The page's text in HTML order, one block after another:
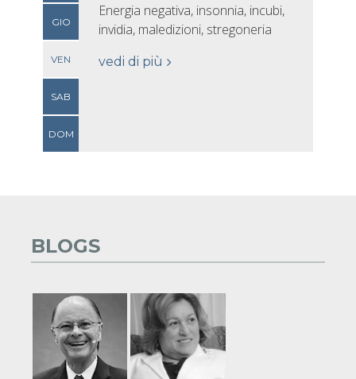
GIO
VEN
SAB
DOM
Energia negativa, insonnia, incubi,
invidia, maledizioni, stregoneria
vedi di più
BLOGS